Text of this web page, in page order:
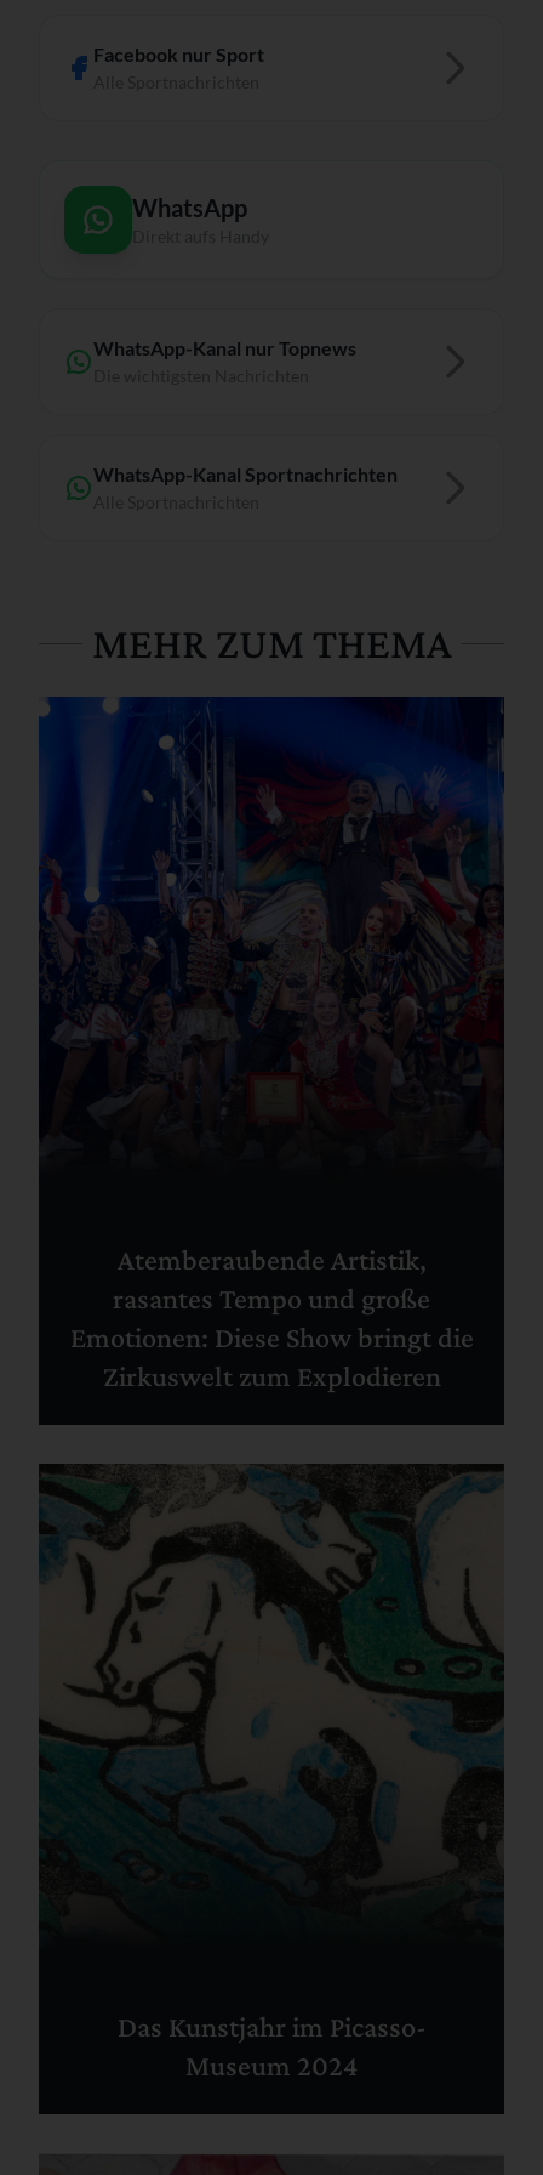
Facebook nur Sport
WhatsApp
WhatsApp-Kanal nur Topnews
WhatsApp-Kanal Sportnachrichten
MEHR ZUM THEMA
Atemberaubende Artistik,
rasantes Tempo und große
Emotionen: Diese Show bringt die
Zirkuswelt zum Explodieren
Das Kunstjahr im Picasso-
Museum 2024